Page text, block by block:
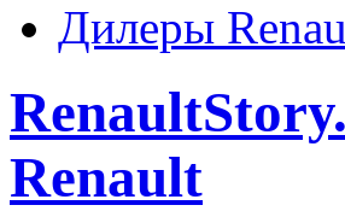
Дилеры
Renault